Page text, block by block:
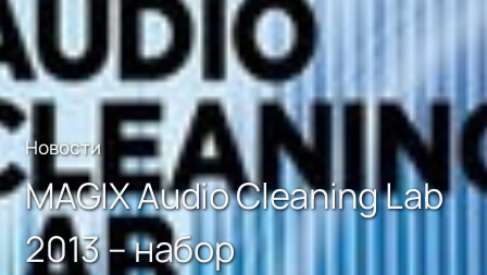
Новости
MAGIX Audio Cleaning Lab
2013 – набор